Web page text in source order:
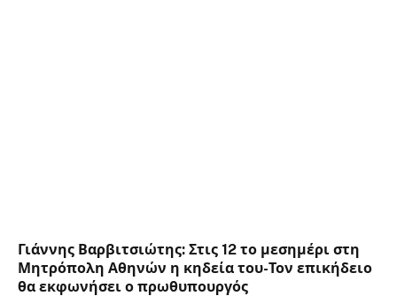
Γιάννης Βαρβιτσιώτης: Στις 12 το μεσημέρι στη
Μητρόπολη Αθηνών η κηδεία του-Τον επικήδειο
θα εκφωνήσει ο πρωθυπουργός